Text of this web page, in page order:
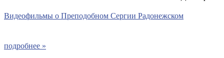
Видеофильмы о Преподобном Сергии Радонежском
подробнее »